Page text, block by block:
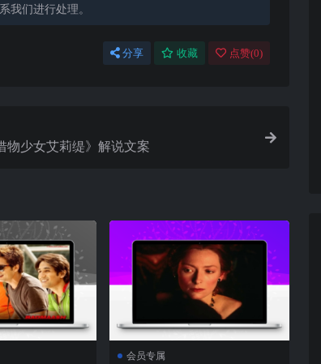
我们进行处理。
分享 收藏 点赞(0)
物少女艾莉缇》解说文案
会员专属